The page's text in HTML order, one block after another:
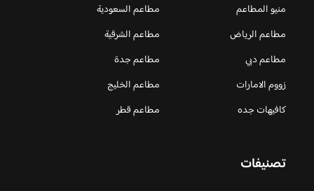
منيو المطاعم
مطاعم السعودية
مطاعم الرياض
مطاعم الشرقية
مطاعم دبي
مطاعم جدة
زووم الامارات
مطاعم الخليج
كافيهات جده
مطاعم قطر
تصنيفات